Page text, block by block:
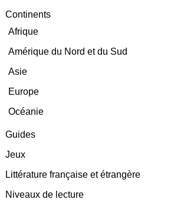
Continents
Afrique
Amérique du Nord et du Sud
Asie
Europe
Océanie
Guides
Jeux
Littérature française et étrangère
Niveaux de lecture